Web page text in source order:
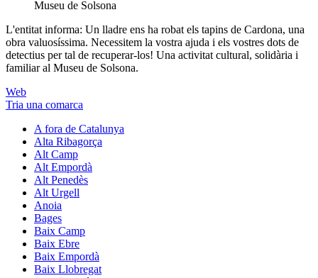
Museu de Solsona
L'entitat informa: Un lladre ens ha robat els tapins de Cardona, una
obra valuosíssima. Necessitem la vostra ajuda i els vostres dots de
detectius per tal de recuperar-los! Una activitat cultural, solidària i
familiar al Museu de Solsona.
Web
Tria una comarca
A fora de Catalunya
Alta Ribagorça
Alt Camp
Alt Empordà
Alt Penedès
Alt Urgell
Anoia
Bages
Baix Camp
Baix Ebre
Baix Empordà
Baix Llobregat